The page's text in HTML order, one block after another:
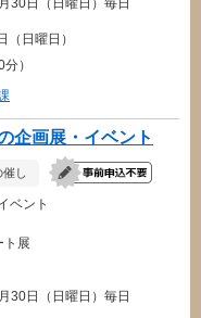
30日（日曜日）毎日
日曜日）
）
企画展・イベント
催し
ベント
ト展
30日（日曜日）毎日